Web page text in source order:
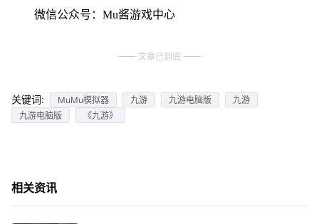
微信公众号：Mu酱游戏中心
文章已到底
关键词: MuMu模拟器 九游 九游电脑版
九游
九游电脑版
《九游》
相关资讯